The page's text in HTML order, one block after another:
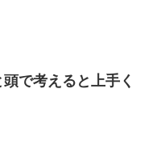
で考えると上手く